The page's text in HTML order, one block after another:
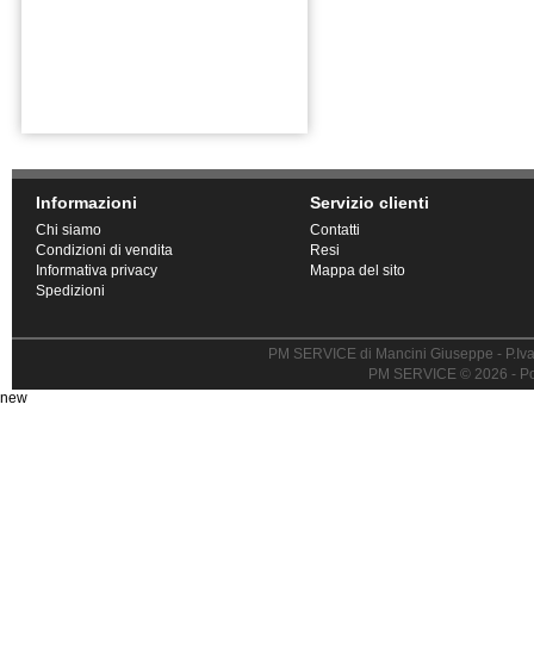
Informazioni
Chi siamo
Condizioni di vendita
Informativa privacy
Spedizioni
Servizio clienti
Contatti
Resi
Mappa del sito
PM SERVICE di Mancini Giuseppe -
PM SERVICE © 2026 -
new